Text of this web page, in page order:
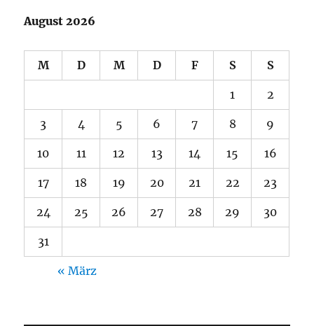
August 2026
M D M D F S S
1 2
3 4 5 6 7 8 9
10 11 12 13 14 15 16
17 18 19 20 21 22 23
24 25 26 27 28 29 30
31
« März